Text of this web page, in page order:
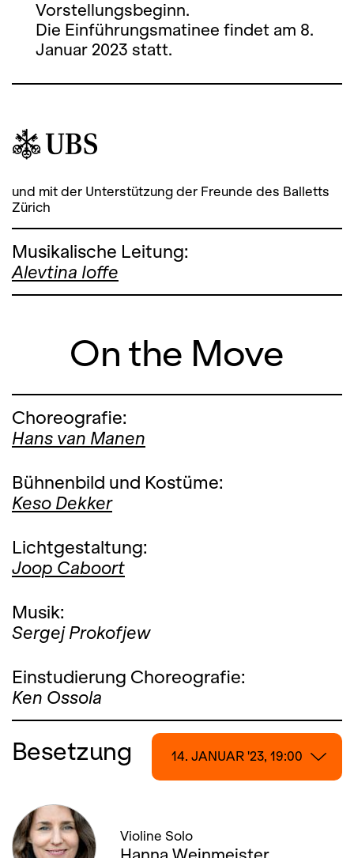
Vorstellungsbeginn.
Die Einführungsmatinee findet am 8.
Januar 2023 statt.
und mit der Unterstützung der Freunde des Balletts
Zürich
Musikalische Leitung:
Alevtina Ioffe
On the Move
Choreografie:
Hans van Manen
Bühnenbild und Kostüme:
Keso Dekker
Lichtgestaltung:
Joop Caboort
Musik:
Sergej Prokofjew
Einstudierung Choreografie:
Ken Ossola
Besetzung 14. JANUAR '23, 19:00
15. JANUAR '23, 20:00
Violine Solo